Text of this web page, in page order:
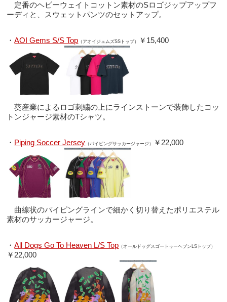
定番のヘビーウェイトコットン素材のSロゴジップアップフ
ーディと、スウェットパンツのセットアップ。
・AOI Gems S/S Top （アオイジェムズSSトップ） ￥15,400
葵産業によるロゴ刺繍の上にラインストーンで装飾したコッ
トンジャージ素材のTシャツ。
・ Piping Soccer Jersey （パイピングサッカージャージ） ￥22,000
曲線状のパイピングラインで細かく切り替えたポリエステル
素材のサッカージャージ。
・All Dogs Go To Heaven L/S Top （オールドッグスゴートゥーヘブンLSトップ）
￥22,000